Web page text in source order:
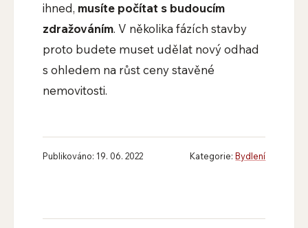
ihned, musíte počítat s budoucím
zdražováním. V několika fázích stavby
proto budete muset udělat nový odhad
s ohledem na růst ceny stavěné
nemovitosti.
Publikováno: 19. 06. 2022 Kategorie:Bydlení